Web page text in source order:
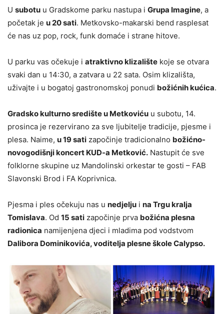
U subotu u Gradskome parku nastupa i Grupa Imagine, a
početak je u 20 sati. Metkovsko-makarski bend rasplesat
će nas uz pop, rock, funk domaće i strane hitove.
U parku vas očekuje i atraktivno klizalište koje se otvara
svaki dan u 14:30, a zatvara u 22 sata. Osim klizališta,
uživajte i u bogatoj gastronomskoj ponudi božićnih kućica.
Gradsko kulturno središte u Metkoviću u subotu, 14.
prosinca je rezervirano za sve ljubitelje tradicije, pjesme i
plesa. Naime, u 19 sati započinje tradicionalno božićno-
novogodišnji koncert KUD-a Metković. Nastupit će sve
folklorne skupine uz Mandolinski orkestar te gosti – FAB
Slavonski Brod i FA Koprivnica.
Pjesma i ples očekuju nas u nedjelju i na Trgu kralja
Tomislava. Od 15 sati započinje prva božićna plesna
radionica namijenjena djeci i mladima pod vodstvom
Dalibora Dominikovića, voditelja plesne škole Calypso.